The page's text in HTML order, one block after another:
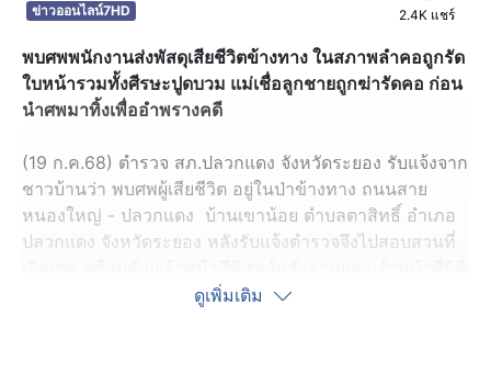
ข่าวออนไลน์7HD
2.4K แชร์
พบศพพนักงานส่งพัสดุเสียชีวิตข้างทาง ในสภาพลำคอถูกรัด
ใบหน้ารวมทั้งศีรษะปูดบวม แม่เชื่อลูกชายถูกฆ่ารัดคอ ก่อน
นำศพมาทิ้งเพื่ออำพรางคดี
(19 ก.ค.68) ตำรวจ สภ.ปลวกแดง จังหวัดระยอง รับแจ้งจาก
ชาวบ้านว่า พบศพผู้เสียชีวิต อยู่ในป่าข้างทาง ถนนสาย
หนองใหญ่ - ปลวกแดง บ้านเขาน้อย ตำบลตาสิทธิ์ อำเภอ
ปลวกแดง จังหวัดระยอง หลังรับแจ้งตำรวจจึงไปสอบสวนที่
เวช รวมทั้งเจ้าหน้าที่กู้ภัยปลวกแดง
ดูเพิ่มเติม